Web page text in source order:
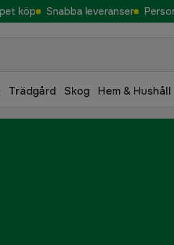
köp Snabba leveranser
Trädgård Skog Hem & Hushåll